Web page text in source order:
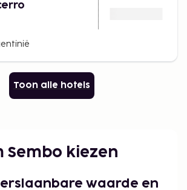
Toon alle hotels
Sembo kiezen
waarde en